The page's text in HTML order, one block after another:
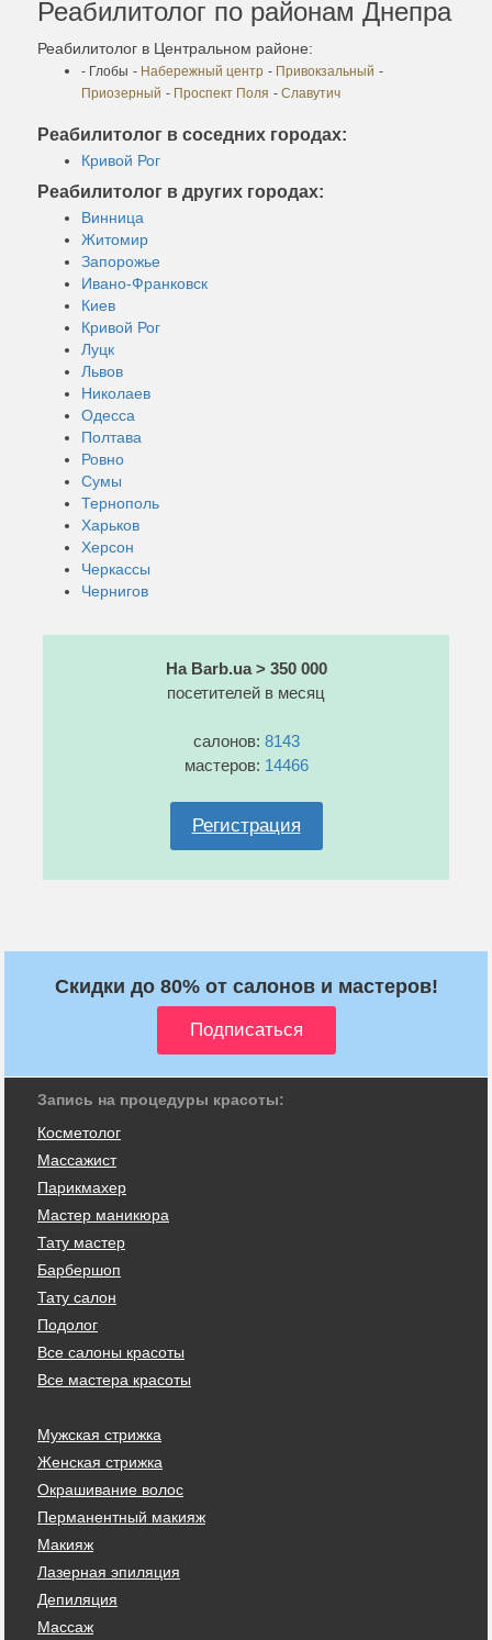
Реабилитолог по районам Днепра
Реабилитолог в Центральном районе:
- Глобы - Набережный центр - Привокзальный -
Приозерный - Проспект Поля - Славутич
Реабилитолог в соседних городах:
Кривой Рог
Реабилитолог в других городах:
Винница
Житомир
Запорожье
Ивано-Франковск
Киев
Кривой Рог
Луцк
Львов
Николаев
Одесса
Полтава
Ровно
Сумы
Тернополь
Харьков
Херсон
Черкассы
Чернигов
На Barb.ua > 350 000
посетителей в месяц
салонов: 8143
мастеров: 14466
Регистрация
Скидки до 80% от салонов и мастеров!
Запись на процедуры красоты:
Косметолог
Массажист
Парикмахер
Мастер маникюра
Тату мастер
Барбершоп
Тату салон
Подолог
Все салоны красоты
Все мастера красоты
Мужская стрижка
Женская стрижка
Окрашивание волос
Перманентный макияж
Макияж
Лазерная эпиляция
Депиляция
Массаж